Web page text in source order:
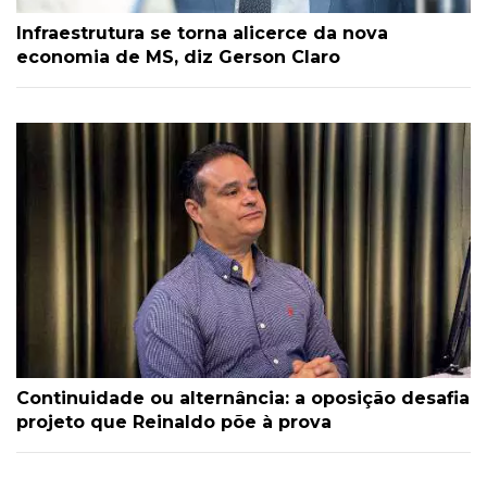
Infraestrutura se torna alicerce da nova
economia de MS, diz Gerson Claro
Continuidade ou alternância: a oposição desafia
projeto que Reinaldo põe à prova